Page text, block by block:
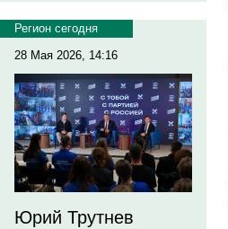
Регион сегодня
28 Мая 2026, 14:16
Юрий Трутнев